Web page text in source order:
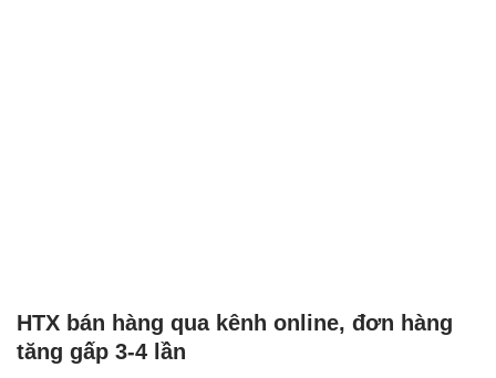
HTX bán hàng qua kênh online, đơn hàng
tăng gấp 3-4 lần